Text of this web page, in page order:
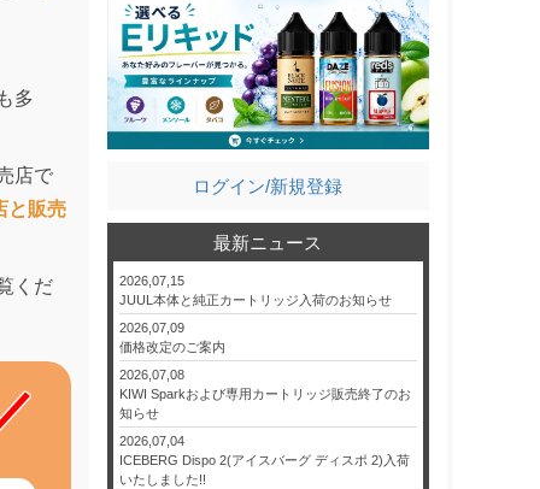
多
店で
と販売
くだ
ログイン/新規登録
最新ニュース
2026,07,15
JUUL本体と純正カートリッジ入荷のお知らせ
2026,07,09
価格改定のご案内
2026,07,08
KIWI Sparkおよび専用カートリッジ販売終了のお
知らせ
2026,07,04
ICEBERG Dispo 2(アイスバーグ ディスポ 2)入荷
いたしました!!